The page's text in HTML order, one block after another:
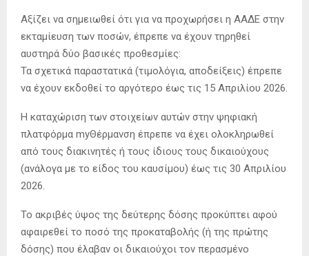
Αξίζει να σημειωθεί ότι για να προχωρήσει η ΑΑΔΕ στην
εκταμίευση των ποσών, έπρεπε να έχουν τηρηθεί
αυστηρά δύο βασικές προθεσμίες:
Τα σχετικά παραστατικά (τιμολόγια, αποδείξεις) έπρεπε
να έχουν εκδοθεί το αργότερο έως τις 15 Απριλίου 2026.
Η καταχώριση των στοιχείων αυτών στην ψηφιακή
πλατφόρμα myΘέρμανση έπρεπε να έχει ολοκληρωθεί
από τους διακινητές ή τους ίδιους τους δικαιούχους
(ανάλογα με το είδος του καυσίμου) έως τις 30 Απριλίου
2026.
Το ακριβές ύψος της δεύτερης δόσης προκύπτει αφού
αφαιρεθεί το ποσό της προκαταβολής (ή της πρώτης
δόσης) που έλαβαν οι δικαιούχοι τον περασμένο